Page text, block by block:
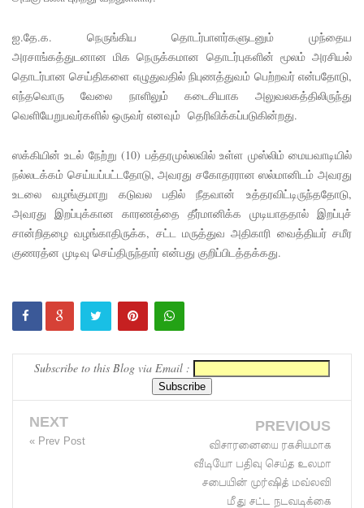
பல்லன்சே
ன
பல்கலை
மாணவர்
களுக்கா
அறிவிப்பு
பள்ளஞ்
சேனை
கைதிகள்
ஐ.தே.க. நெருங்கிய தொடர்பாளர்களுடனும் முந்தைய
அரசாங்கத்துடனான மிக நெருக்கமான தொடர்புகளின் மூலம் அரசியல்
தொடர்பான செய்திகளை எழுதுவதில் நிபுணத்துவம் பெற்றவர் என்பதோடு,
எந்தவொரு வேலை நாளிலும் கடைசியாக அலுவலகத்திலிருந்து
வெளியேறுபவர்களில் ஒருவர் எனவும் தெரிவிக்கப்படுகின்றது.
ஸக்கியின் உடல் நேற்று (10) பத்தரமுல்லவில் உள்ள முஸ்லிம் மையவாடியில்
நல்லடக்கம் செய்யப்பட்டதோடு, அவரது சகோதரரான ஸல்மானிடம் அவரது
உடலை வழங்குமாறு கடுவல பதில் நீதவான் உத்தரவிட்டிருந்ததோடு,
அவரது இறப்புக்கான காரணத்தை தீர்மானிக்க முடியாததால் இறப்புச்
சான்றிதழை வழங்காதிருக்க, சட்ட மருத்துவ அதிகாரி வைத்தியர் சமீர
குணரத்ன முடிவு செய்திருந்தார் என்பது குறிப்பிடத்தக்கது.
Subscribe to this Blog via Email :
NEXT
« Prev Post
PREVIOUS
விசாரனையை ரகசியமாக
வீடியோ பதிவு செய்த உலமா
சபையின் முர்ஷித் மவ்லவி
மீது சட்ட நடவடிக்கை